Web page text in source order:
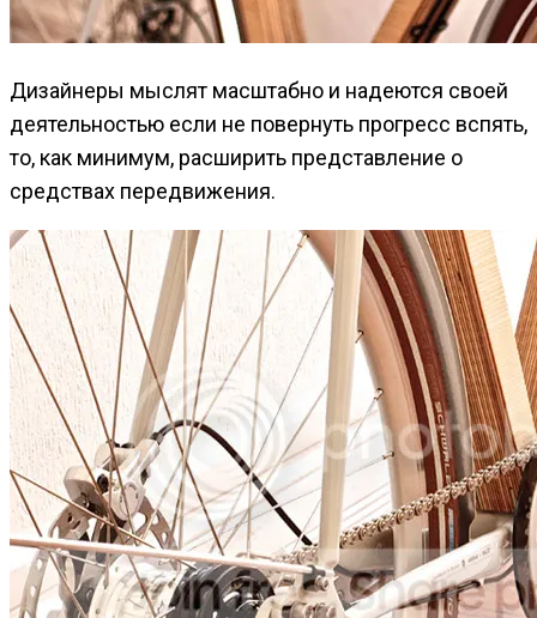
Дизайнеры мыслят масштабно и надеются своей
деятельностью если не повернуть прогресс вспять,
то, как минимум, расширить представление о
средствах передвижения.